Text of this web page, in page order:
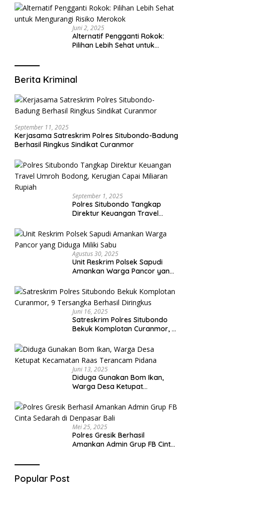
yang Mengerti Kebutuhanmu
Juni 2, 2025
Alternatif Pengganti Rokok:
Pilihan Lebih Sehat untuk
Berita Kriminal
September 11, 2025
Kerjasama Satreskrim Polres Situbondo-Badung
Berhasil Ringkus Sindikat Curanmor
September 1, 2025
Polres Situbondo Tangkap
Direktur Keuangan Travel
Capai Miliaran Rupiah
Agustus 30, 2025
Unit Reskrim Polsek Sapudi
Amankan Warga Pancor yang
Juni 16, 2025
Satreskrim Polres Situbondo
Bekuk Komplotan Curanmor, 9
Juni 13, 2025
Diduga Gunakan Bom Ikan,
Warga Desa Ketupat
Pidana
Mei 25, 2025
Polres Gresik Berhasil
Amankan Admin Grup FB Cinta
Popular Post